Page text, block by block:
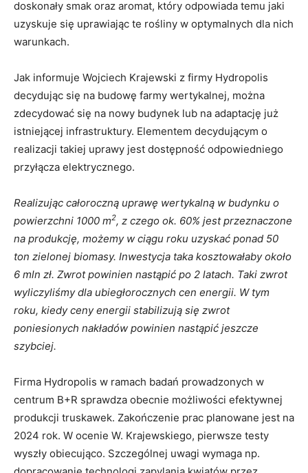
doskonały smak oraz aromat, który odpowiada temu jaki
uzyskuje się uprawiając te rośliny w optymalnych dla nich
warunkach.
Jak informuje Wojciech Krajewski z firmy Hydropolis
decydując się na budowę farmy wertykalnej, można
zdecydować się na nowy budynek lub na adaptację już
istniejącej infrastruktury. Elementem decydującym o
realizacji takiej uprawy jest dostępność odpowiedniego
przyłącza elektrycznego.
Realizując całoroczną uprawę wertykalną w budynku o
powierzchni 1000 m2, z czego ok. 60% jest przeznaczone
na produkcję, możemy w ciągu roku uzyskać ponad 50
ton zielonej biomasy. Inwestycja taka kosztowałaby około
6 mln zł. Zwrot powinien nastąpić po 2 latach. Taki zwrot
wyliczyliśmy dla ubiegłorocznych cen energii. W tym
roku, kiedy ceny energii stabilizują się zwrot
poniesionych nakładów powinien nastąpić jeszcze
szybciej.
Firma Hydropolis w ramach badań prowadzonych w
centrum B+R sprawdza obecnie możliwości efektywnej
produkcji truskawek. Zakończenie prac planowane jest na
2024 rok. W ocenie W. Krajewskiego, pierwsze testy
wyszły obiecująco. Szczególnej uwagi wymaga np.